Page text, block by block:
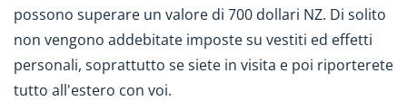
possono superare un valore di 700 dollari NZ. Di solito
non vengono addebitate imposte su vestiti ed effetti
personali, soprattutto se siete in visita e poi riporterete
tutto all'estero con voi.